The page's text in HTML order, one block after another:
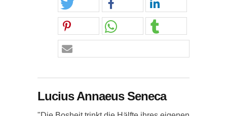
Lucius Annaeus Seneca